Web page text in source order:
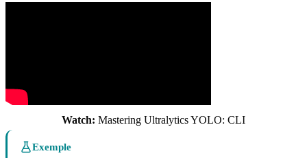
Watch: Mastering Ultralytics YOLO: CLI
Exemple